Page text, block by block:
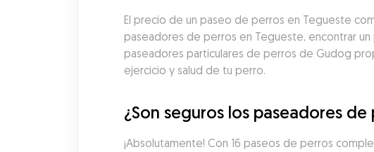
El precio de un paseo de perros en Tegueste
paseadores de perros en Tegueste, encontrar
paseadores particulares de perros de Gudog
ejercicio y salud de tu perro.
¿Son seguros los paseadores
¡Absolutamente! Con 16 paseos de perros